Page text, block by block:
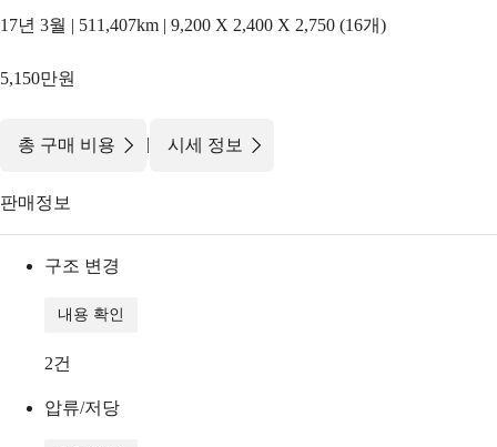
17년 3월 | 511,407km | 9,200 X 2,400 X 2,750 (16개)
5,150만원
총 구매 비용 | 시세 정보
판매정보
구조 변경
내용 확인
2건
압류/저당